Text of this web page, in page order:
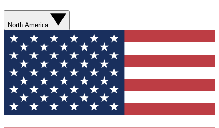
North America